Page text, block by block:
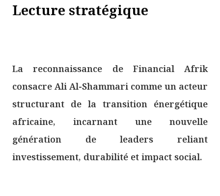
Lecture stratégique
La reconnaissance de Financial Afrik
consacre Ali Al-Shammari comme un acteur
structurant de la transition énergétique
africaine, incarnant une nouvelle
génération de leaders reliant
investissement, durabilité et impact social.